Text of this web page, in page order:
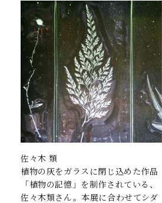
佐々木 類
植物の灰をガラスに閉じ込めた作品
「植物の記憶」を制作されている、
佐々木類さん。本展に合わせてシダ